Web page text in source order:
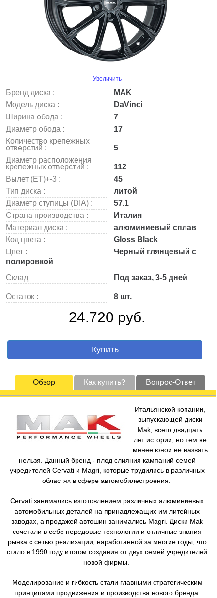
Увеличить
Бренд диска :
MAK
Модель диска :
DaVinci
Ширина обода :
7
Диаметр обода :
17
Количество крепежных
отверстий :
5
Диаметр расположения
крепежных отверстий :
112
Вылет (ET)+-3 :
45
Тип диска :
литой
Диаметр ступицы (DIA) :
57.1
Страна производства :
Италия
Материал диска :
алюминиевый сплав
Код цвета :
Gloss Black
Цвет :
Черный глянцевый с
полировкой
Склад :
Под заказ, 3-5 дней
Остаток : 8 шт.
24.720 руб.
Купить
Обзор Как купить? Вопрос-Ответ
Итальянской копании,
выпускающей диски
Mak, всего двадцать
лет истории, но тем не
менее юной ее назвать
нельзя. Данный бренд - плод слияния кампаний семей
учредителей Cervati и Magri, которые трудились в различных
областях в сфере автомобилестроения.
Cervati занимались изготовлением различных алюминиевых
автомобильных деталей на принадлежащих им литейных
заводах, а продажей автошин занимались Magri. Диски Mak
сочетали в себе передовые технологии и отличные знания
рынка с сетью реализации, наработанной за многие годы, что
стало в 1990 году итогом создания от двух семей учредителей
новой фирмы.
Моделирование и гибкость стали главными стратегическим
принципами продвижения и производства нового бренда.